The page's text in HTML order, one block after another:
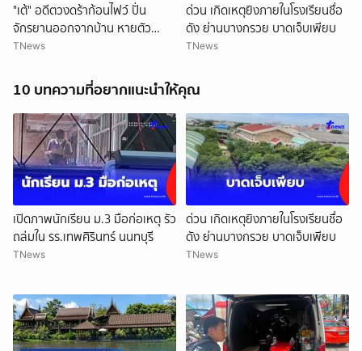
"เต้" อดีตวงดร้าก้อนไฟว์ ปั่น
จักรยานออกจากบ้าน หายตัว
ปริศนา
TNews
ด่วน เกิดเหตุยิงภายในโรงเรียนชื่อ
ดัง ย่านบางกรวย บาดเจ็บเพียบ
TNews
10 บทความที่อยากแนะนำให้คุณ
เปิดภาพนักเรียน ม.3 มือก่อเหตุ รัว
ถล่มใน รร.เทพศิรินทร์ นนทบุรี
TNews
ด่วน เกิดเหตุยิงภายในโรงเรียนชื่อ
ดัง ย่านบางกรวย บาดเจ็บเพียบ
TNews